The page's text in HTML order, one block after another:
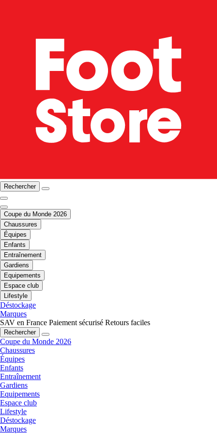
Rechercher
Coupe du Monde 2026
Chaussures
Équipes
Enfants
Entraînement
Gardiens
Equipements
Espace club
Lifestyle
Déstockage
Marques
SAV en France Paiement sécurisé Retours faciles
Rechercher
Coupe du Monde 2026
Chaussures
Équipes
Enfants
Entraînement
Gardiens
Equipements
Espace club
Lifestyle
Déstockage
Marques